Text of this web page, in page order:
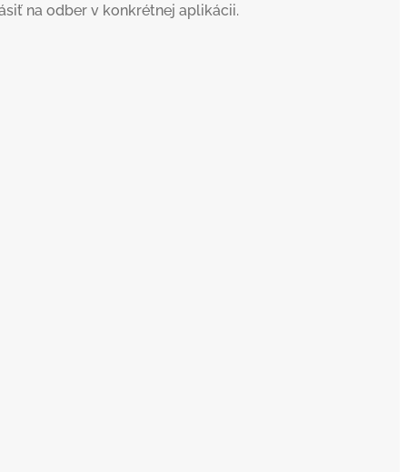
na odber v konkrétnej aplikácii.